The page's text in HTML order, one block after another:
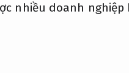
nhiều doanh